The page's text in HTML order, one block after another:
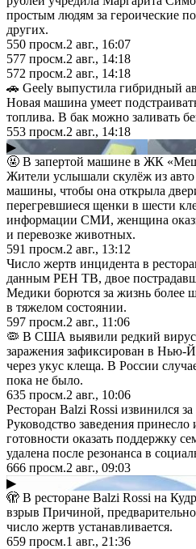
простым людям за героические
других.
550 просм.2 авг., 16:07
577 просм.2 авг., 14:18
572 просм.2 авг., 14:18
🚗 Geely выпустила гибридный
Новая машина умеет
топлива. В бак можно заливать
553 просм.2 авг., 14:18
▶
🤬 В запертой машине в ЖК
Жители услышали скулёж из
машины, чтобы она открыла
перегревшиеся щенки в шести
информации СМИ, женщина
и перевозке животных.
591 просм.2 авг., 13:12
Число жертв инцидента в
данным РЕН ТВ, двое
Медики борются за жизнь более
в тяжелом состоянии.
597 просм.2 авг., 11:06
🦠 В США выявили редкий вирус
заражения зафиксирован в Нью-
через укус клеща. В России
пока не было.
635 просм.2 авг., 10:06
Ресторан Balzi Rossi извинился
Руководство заведения принесло
готовности оказать поддержку
удалена после резонанса в
666 просм.2 авг., 09:03
▶
🫣 В ресторане Balzi Rossi на
взрыв Причиной,
число жертв устанавливается.
659 просм.1 авг., 21:36